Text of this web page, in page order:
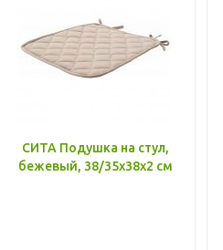
СИТА Подушка на стул,
бежевый, 38/35x38x2 см